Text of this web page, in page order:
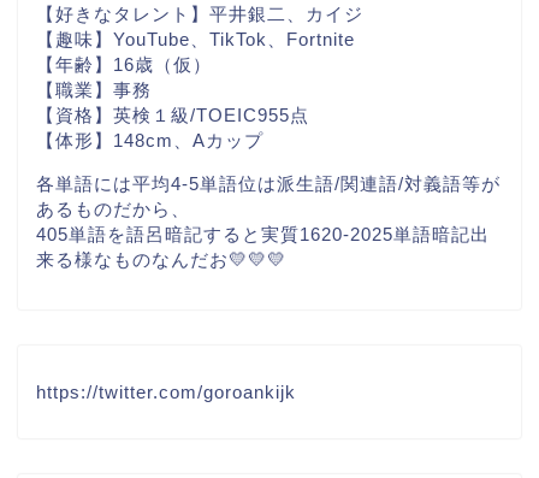
【好きなタレント】平井銀二、カイジ
【趣味】YouTube、TikTok、Fortnite
【年齢】16歳（仮）
【職業】事務
【資格】英検１級/TOEIC955点
【体形】148cm、Aカップ
各単語には平均4-5単語位は派生語/関連語/対義語等が
あるものだから、
405単語を語呂暗記すると実質1620-2025単語暗記出
来る様なものなんだお💛💛💛
https://twitter.com/goroankijk